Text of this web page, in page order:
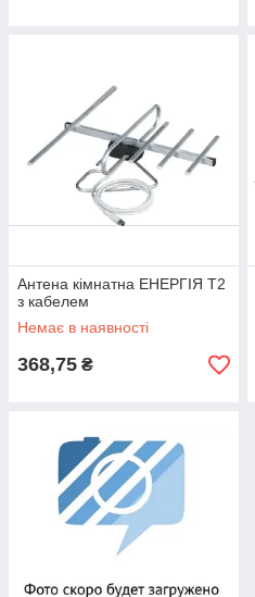
Антена кімнатна ЕНЕРГІЯ Т2
з кабелем
Немає в наявності
368,75 ₴